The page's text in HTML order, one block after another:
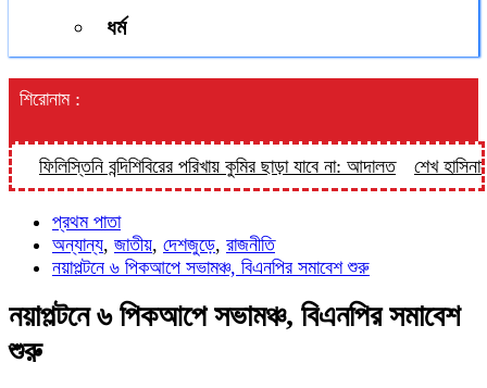
ধর্ম
শিরোনাম :
ফিলিস্তিনি বন্দিশিবিরের পরিখায় কুমির ছাড়া যাবে না: আদালত শেখ হাসিনাকে
প্রথম পাতা
অন্যান্য, জাতীয়, দেশজুড়ে, রাজনীতি
নয়াপল্টনে ৬ পিকআপে সভামঞ্চ, বিএনপির সমাবেশ শুরু
নয়াপল্টনে ৬ পিকআপে সভামঞ্চ, বিএনপির সমাবেশ
শুরু